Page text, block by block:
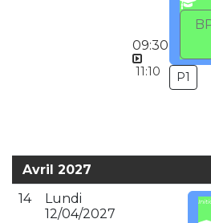
09:30
11:10 P1
Avril 2027
14
Lundi
12/04/2027